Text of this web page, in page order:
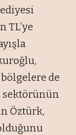
TL’ye
de
sektörünün
Öztürk,